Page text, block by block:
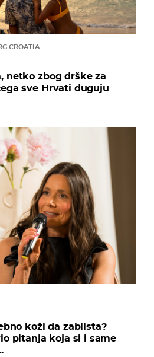
CROATIA
netko zbog drške za
sve Hrvati duguju
koži da zablista?
pitanja koja si i same